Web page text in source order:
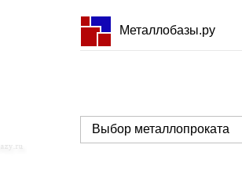
Металлобазы.ру